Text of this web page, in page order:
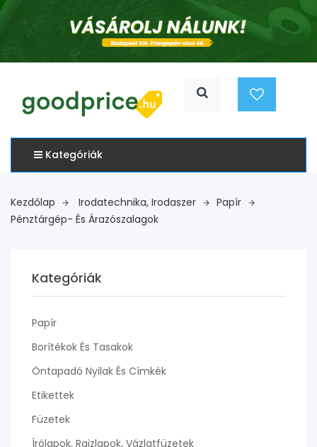
Kategóriák
Kezdőlap Irodatechnika, Irodaszer
Papír
Pénztárgép- És Árazószalagok
Kategóriák
Papír
Borítékok És Tasakok
Öntapadó Nyilak És Címkék
Etikettek
Füzetek
Írólapok, Rajzlapok, Vázlatfüzetek